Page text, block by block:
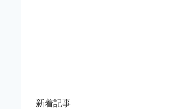
新着記事